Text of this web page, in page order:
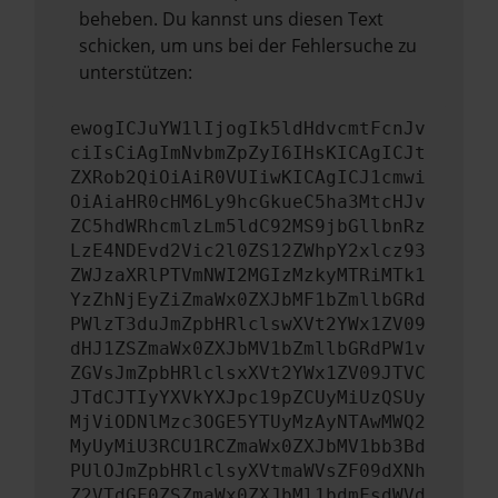
beheben. Du kannst uns diesen Text
schicken, um uns bei der Fehlersuche zu
unterstützen:
ewogICJuYW1lIjogIk5ldHdvcmtFcnJv
ciIsCiAgImNvbmZpZyI6IHsKICAgICJt
ZXRob2QiOiAiR0VUIiwKICAgICJ1cmwi
OiAiaHR0cHM6Ly9hcGkueC5ha3MtcHJv
ZC5hdWRhcmlzLm5ldC92MS9jbGllbnRz
LzE4NDEvd2Vic2l0ZS12ZWhpY2xlcz93
ZWJzaXRlPTVmNWI2MGIzMzkyMTRiMTk1
YzZhNjEyZiZmaWx0ZXJbMF1bZmllbGRd
PWlzT3duJmZpbHRlclswXVt2YWx1ZV09
dHJ1ZSZmaWx0ZXJbMV1bZmllbGRdPW1v
ZGVsJmZpbHRlclsxXVt2YWx1ZV09JTVC
JTdCJTIyYXVkYXJpc19pZCUyMiUzQSUy
MjViODNlMzc3OGE5YTUyMzAyNTAwMWQ2
MyUyMiU3RCU1RCZmaWx0ZXJbMV1bb3Bd
PUlOJmZpbHRlclsyXVtmaWVsZF09dXNh